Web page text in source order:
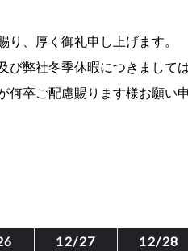
り、厚く御礼申し上げます。
び弊社冬季休暇につきまして
何卒ご配慮賜ります様お願い
12/27 12/28